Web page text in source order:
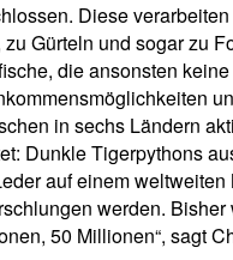
Diese
Gürteln und sogar zu
die ansonsten
in sechs Ländern
Dunkle Tigerpythons
auf einem weltweiten
werden. Bisher
50 Millionen“, sagt